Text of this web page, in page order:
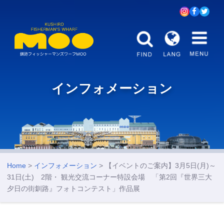
インフォメーション
Home > インフォメーション > 【イベントのご案内】3月5日(月)～
31日(土) 2階・ 観光交流コーナー特設会場 「第2回『世界三大
夕日の街釧路』フォトコンテスト」作品展